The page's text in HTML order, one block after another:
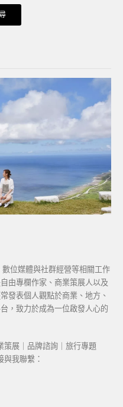
位媒體與社群經營等相關工作
由專欄作家、商業策展人以及
發表個人觀點於商業、地方、
，致力於成為一位啟發人心的
策展｜品牌諮詢｜旅行專題
與我聯繫：